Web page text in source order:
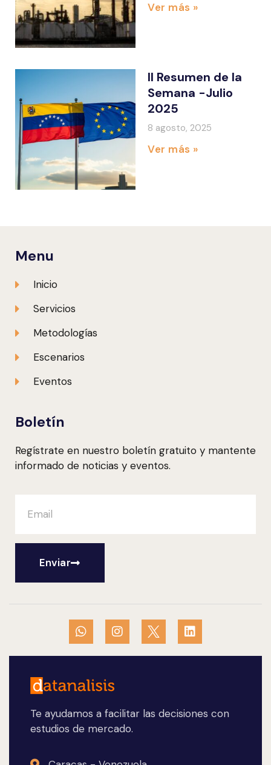
Ver más »
II Resumen de la
Semana -Julio
2025
8 agosto, 2025
Ver más »
Te ayudamos a facilitar las decisiones con
estudios de mercado.
Menu
Inicio
Servicios
Metodologías
Escenarios
Eventos
Boletín
Regístrate en nuestro boletín gratuito y mantente
informado de noticias y eventos.
Enviar